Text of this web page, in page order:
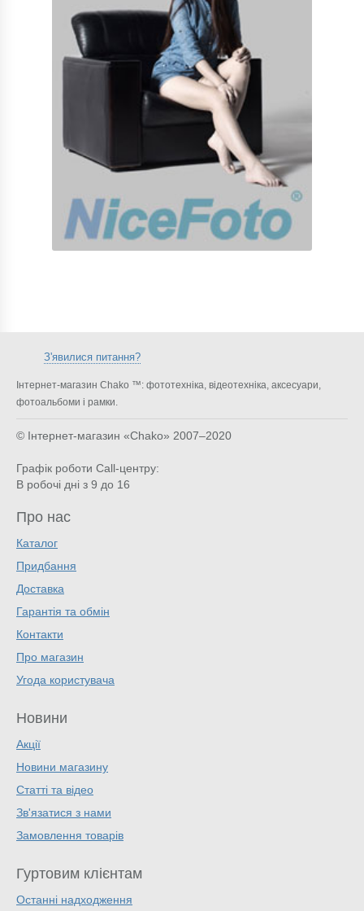
З'явилися питання?
Інтернет-магазин Chako ™: фототехніка, відеотехніка, аксесуари,
фотоальбоми і рамки.
© Інтернет-магазин «Chako» 2007–2020
Графік роботи Call-центру:
В робочі дні з 9 до 16
Про нас
Каталог
Придбання
Доставка
Гарантія та обмін
Контакти
Про магазин
Угода користувача
Новини
Акції
Новини магазину
Статті та відео
Зв'язатися з нами
Замовлення товарів
Гуртовим клієнтам
Останні надходження